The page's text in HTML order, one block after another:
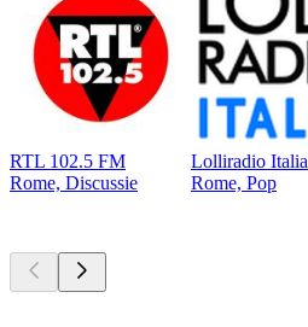
RTL 102.5 FM
Rome, Discussie
Lolliradio Italia
Rome, Pop